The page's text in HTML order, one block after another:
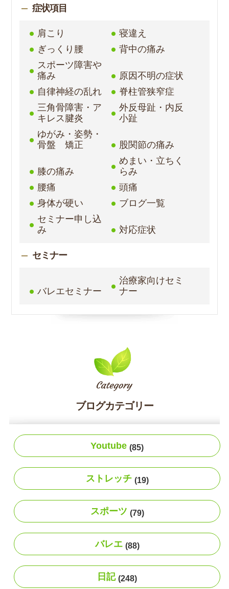
症状項目
肩こり
寝違え
ぎっくり腰
背中の痛み
スポーツ障害や
痛み
原因不明の症状
自律神経の乱れ
脊柱管狭窄症
三角骨障害・ア
キレス腱炎
外反母趾・内反
小趾
ゆがみ・姿勢・
骨盤 矯正
股関節の痛み
膝の痛み
めまい・立ちく
らみ
腰痛
頭痛
身体が硬い
ブログ一覧
セミナー申し込
み
対応症状
セミナー
バレエセミナー
治療家向けセミ
ナー
ブログカテゴリー
Youtube (85)
ストレッチ (19)
スポーツ (79)
バレエ (88)
日記 (248)